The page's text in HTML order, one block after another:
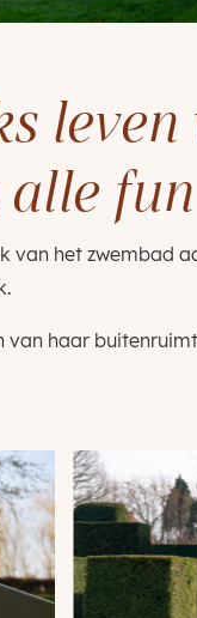
alle fun
van het zwembad
haar